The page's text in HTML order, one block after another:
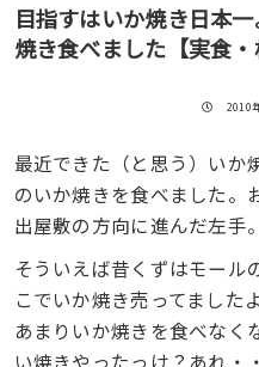
目指すはいか焼き日本
焼き食べました【実食・
投稿日
2010
最近できた（と思う）いか
のいか焼きを食べました。
出屋敷の方向に進んだ左手。
そういえば昔くずはモール
こでいか焼き売ってました
あまりいか焼きを食べなく
い焼きやったっけ？あれ・